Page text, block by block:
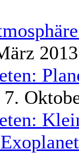
2013
7.